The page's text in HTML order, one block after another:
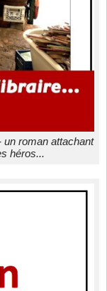
un roman attachant
héros...